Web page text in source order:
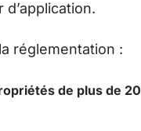
réglementation :
de plus de